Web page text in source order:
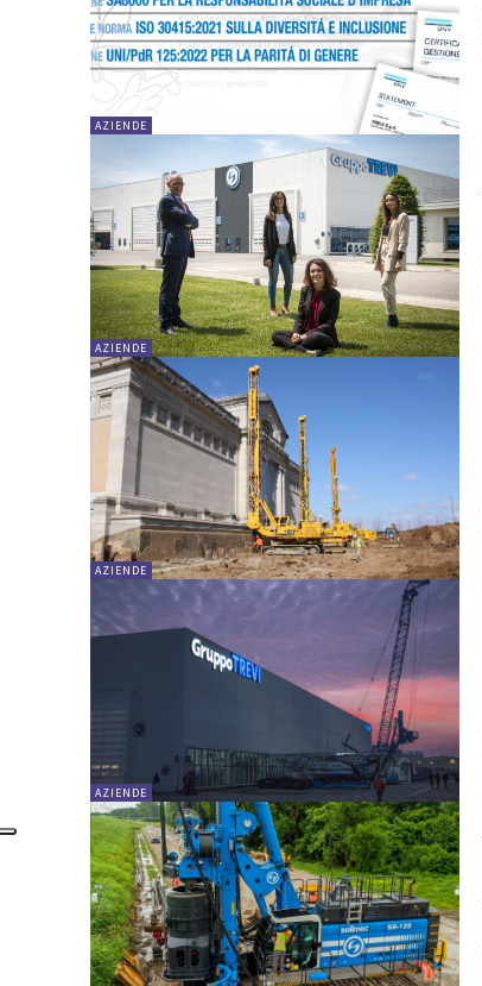
AZIENDE
AZIENDE
AZIENDE
AZIENDE